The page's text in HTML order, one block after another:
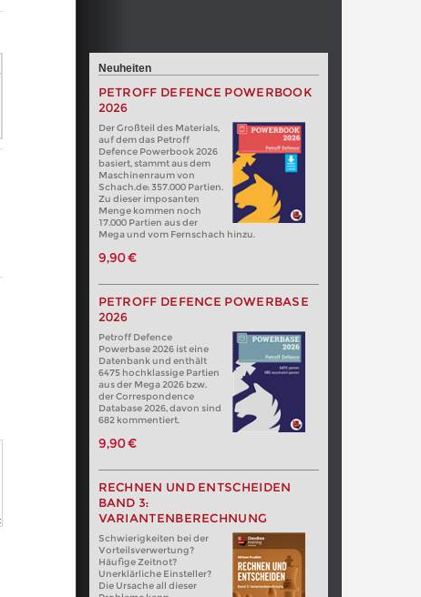
Neuheiten
PETROFF DEFENCE POWERBOOK
2026
Der Großteil des Materials,
auf dem das Petroff
Defence Powerbook 2026
basiert, stammt aus dem
Maschinenraum von
Schach.de: 357.000 Partien.
Zu dieser imposanten
Menge kommen noch
17.000 Partien aus der
Mega und vom Fernschach hinzu.
9,90 €
PETROFF DEFENCE POWERBASE
2026
Petroff Defence
Powerbase 2026 ist eine
Datenbank und enthält
6475 hochklassige Partien
aus der Mega 2026 bzw.
der Correspondence
Database 2026, davon sind
682 kommentiert.
9,90 €
RECHNEN UND ENTSCHEIDEN
BAND 3:
VARIANTENBERECHNUNG
Schwierigkeiten bei der
Vorteilsverwertung?
Häufige Zeitnot?
Unerklärliche Einsteller?
Die Ursache all dieser